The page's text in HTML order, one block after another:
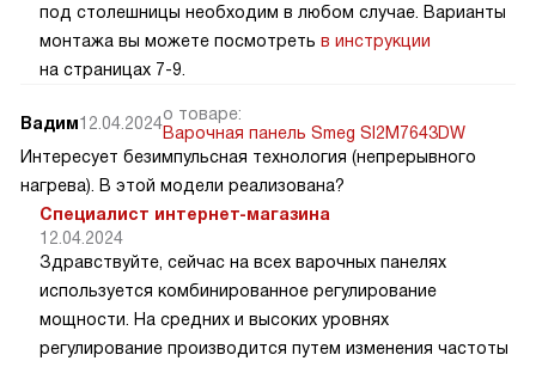
под столешницы необходим в любом случае. Варианты
монтажа вы можете посмотреть в инструкции
на страницах 7-9.
Вадим12.04.2024о товаре:
Варочная панель Smeg SI2M7643DW
Интересует безимпульсная технология (непрерывного
нагрева). В этой модели реализована?
Специалист интернет-магазина
12.04.2024
Здравствуйте, сейчас на всех варочных панелях
используется комбинированное регулирование
мощности. На средних и высоких уровнях
регулирование производится путем изменения частоты